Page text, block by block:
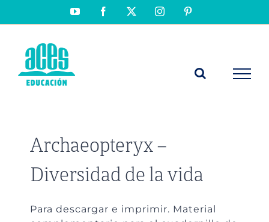
YouTubeFacebook Instagram
Archaeopteryx –
Diversidad de la vida
Para descargar e imprimir. Material